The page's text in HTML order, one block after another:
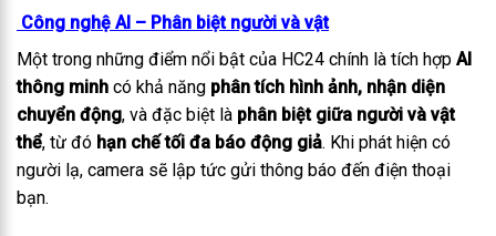
Công nghệ AI – Phân biệt người và vật
Một trong những điểm nổi bật của HC24 chính là tích hợp AI
thông minh có khả năng phân tích hình ảnh, nhận diện
chuyển động, và đặc biệt là phân biệt giữa người và vật
thể, từ đó hạn chế tối đa báo động giả. Khi phát hiện có
người lạ, camera sẽ lập tức gửi thông báo đến điện thoại
bạn.